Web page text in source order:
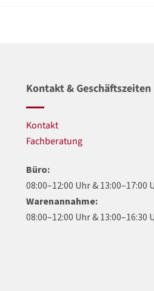
Kontakt & Geschäftszeiten
Kontakt
Fachberatung
Büro:
08:00–12:00 Uhr & 13:00–17:00
Warenannahme:
08:00–12:00 Uhr & 13:00–16:30